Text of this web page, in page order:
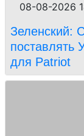
08-08-2026
Зеленский:
поставлять
для Patriot